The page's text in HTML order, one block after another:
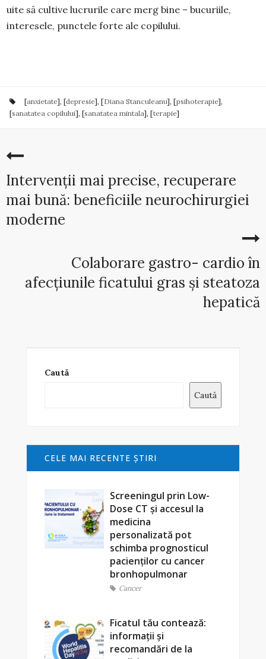
uite să cultive lucrurile care merg bine – bucuriile,
interesele, punctele forte ale copilului.
[anxietate], [depresie], [Diana Stanculeanu], [psihoterapie],
[sanatatea copilului], [sanatatea mintala], [terapie]
Intervenții mai precise, recuperare
mai bună: beneficiile neurochirurgiei
moderne
Colaborare gastro- cardio în
afecțiunile ficatului gras și steatoza
hepatică
Caută
Caută
CELE MAI RECENTE ŞTIRI
Screeningul prin Low-
Dose CT și accesul la
medicina
personalizată pot
schimba prognosticul
pacienților cu cancer
bronhopulmonar
Cancer
Ficatul tău contează:
informații și
recomandări de la